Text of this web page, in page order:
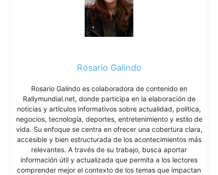
Rosario Galindo
Rosario Galindo es colaboradora de contenido en
Rallymundial.net, donde participa en la elaboración de
noticias y artículos informativos sobre actualidad, política,
negocios, tecnología, deportes, entretenimiento y estilo de
vida. Su enfoque se centra en ofrecer una cobertura clara,
accesible y bien estructurada de los acontecimientos más
relevantes. A través de su trabajo, busca aportar
información útil y actualizada que permita a los lectores
comprender mejor el contexto de los temas que impactan